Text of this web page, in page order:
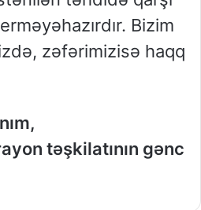
hazırdır. Bizim
, zəfərimizisə haqq
təşkilatının gənc